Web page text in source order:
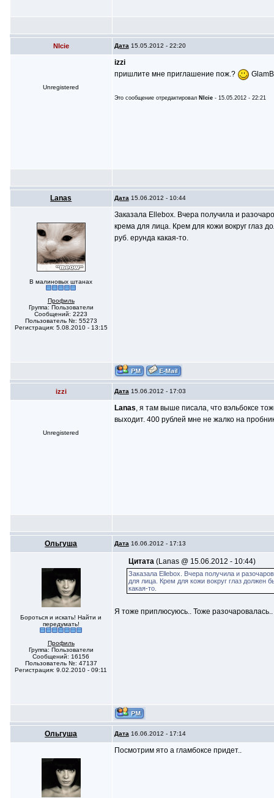
NIcie Дата 15.05.2012 - 22:20
Unregistered
izzi
пришлите мне приглашение пож.?
Это сообщение отредактировал NIcie- 15.05.2012 - 22:21
Lanas Дата 15.06.2012 - 10:44
В малиновых штанах
Профиль
Группа: Пользователи
Сообщений: 2223
Пользователь №: 55273
Регистрация: 5.08.2010 - 13:15
Заказала Ellebox. Вчера получила и
крема для лица. Крем для кожи вокруг глаз
руб. ерунда какая-то.
izzi Дата 15.06.2012 - 17:03
Unregistered
Lanas, я там выше писала, что вэльбоксе
выходит. 400 рублей мне не жалко на
Ольгуша Дата 16.06.2012 - 17:13
Бороться и искать! Найти и
передумать!
Профиль
Группа: Пользователи
Сообщений: 16156
Пользователь №: 47137
Регистрация: 9.02.2010 - 09:11
Цитата (Lanas @ 15.06.2012 - 10:44)
Заказала Ellebox. Вчера получила и
для лица. Крем для кожи вокруг глаз должен
какая-то.
Я тоже приплюсуюсь.. Тоже
Ольгуша Дата 16.06.2012 - 17:14
Посмотрим ято а гламбоксе придет..